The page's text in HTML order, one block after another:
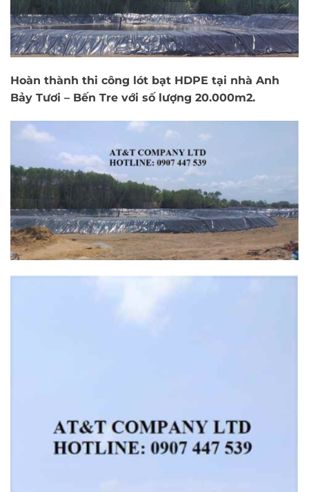
Hoàn thành thi công lót bạt HDPE tại nhà Anh
Bảy Tươi – Bến Tre với số lượng 20.000m2.